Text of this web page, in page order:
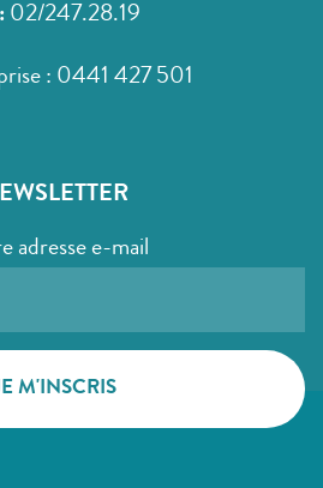
02/247.28.19
: 0441 427 501
adresse e-mail